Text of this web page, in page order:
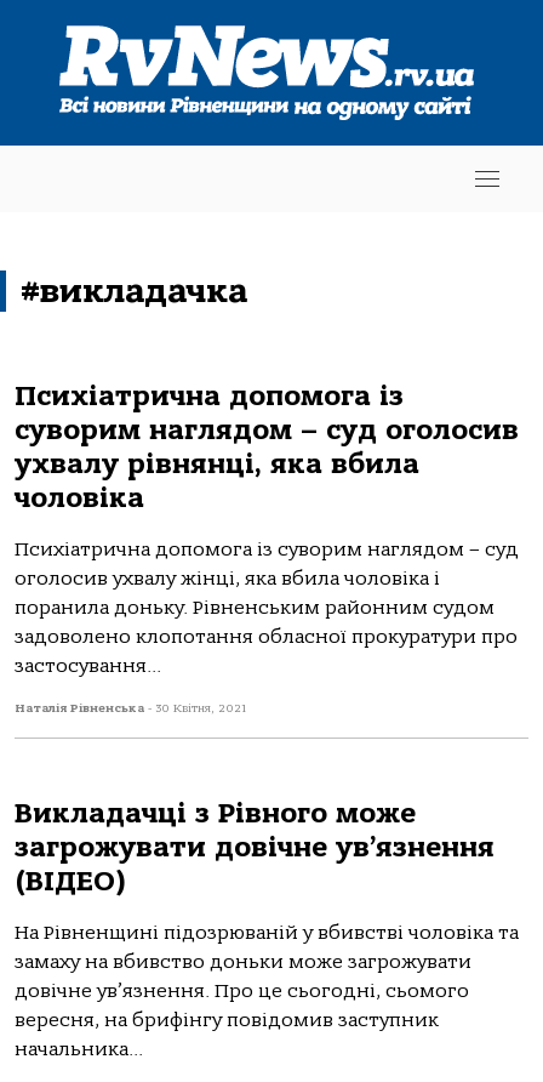
#викладачка
Психіатрична допомога із
суворим наглядом – суд оголосив
ухвалу рівнянці, яка вбила
чоловіка
Психіатрична допомога із суворим наглядом – суд
оголосив ухвалу жінці, яка вбила чоловіка і
поранила доньку. Рівненським районним судом
задоволено клопотання обласної прокуратури про
застосування...
Наталія Рівненська - 30 Квітня, 2021
Викладачці з Рівного може
загрожувати довічне ув’язнення
(ВІДЕО)
На Рівненщині підозрюваній у вбивстві чоловіка та
замаху на вбивство доньки може загрожувати
довічне ув’язнення. Про це сьогодні, сьомого
вересня, на брифінгу повідомив заступник
начальника...